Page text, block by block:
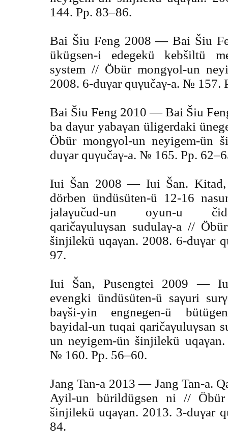
144. Pp. 83–86.
Bai Šiu Feng 2008 — Bai Šiu
ükügsen-i edegekü kebšiltü
system // Öbür mongγol-un
2008. 6-duγar quγučaγ-a. № 157.
Bai Šiu Feng 2010 — Bai Šiu
ba daγur yabaγan üligerdaki
Öbür mongγol-un neyigem-ün
duγar quγučaγ-a. № 165. Pp.
Iui Šan 2008 — Iui Šan. Kitad,
dörben ündüsüten-ü 12-16
jalaγučud-un oyun-u
qaričaγuluγsan sudulaγ-a //
šinjilekü uqaγan. 2008. 6-duγar
97.
Iui Šan, Pusengtei 2009 —
evengki ündüsüten-ü saγuri
baγši-yin engnegen-ü
bayidal-un tuqai qaričaγuluγsan
un neyigem-ün šinjilekü
№ 160. Pp. 56–60.
Jang Tan-a 2013 — Jang Tan-a.
Ayil-un bürildügsen ni // Öbür
šinjilekü uqaγan. 2013. 3-duγar
84.